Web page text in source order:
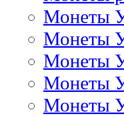
Монеты
Монеты
Монеты
Монеты
Монеты